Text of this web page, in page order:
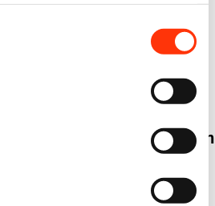
Ausbildungs-
Fachkräftesituation